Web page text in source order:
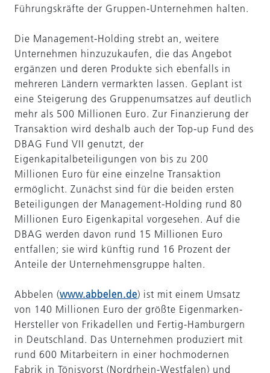
Führungskräfte der Gruppen-Unternehmen halten.
Die Management-Holding strebt an, weitere
Unternehmen hinzuzukaufen, die das Angebot
ergänzen und deren Produkte sich ebenfalls in
mehreren Ländern vermarkten lassen. Geplant ist
eine Steigerung des Gruppenumsatzes auf deutlich
mehr als 500 Millionen Euro. Zur Finanzierung der
Transaktion wird deshalb auch der Top-up Fund des
DBAG Fund VII genutzt, der
Eigenkapitalbeteiligungen von bis zu 200
Millionen Euro für eine einzelne Transaktion
ermöglicht. Zunächst sind für die beiden ersten
Beteiligungen der Management-Holding rund 80
Millionen Euro Eigenkapital vorgesehen. Auf die
DBAG werden davon rund 15 Millionen Euro
entfallen; sie wird künftig rund 16 Prozent der
Anteile der Unternehmensgruppe halten.
Abbelen (www.abbelen.de) ist mit einem Umsatz
von 140 Millionen Euro der größte Eigenmarken-
Hersteller von Frikadellen und Fertig-Hamburgern
in Deutschland. Das Unternehmen produziert mit
rund 600 Mitarbeitern in einer hochmodernen
Fabrik in Tönisvorst (Nordrhein-Westfalen) und